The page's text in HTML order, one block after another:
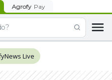
Agrofy Pay
Live